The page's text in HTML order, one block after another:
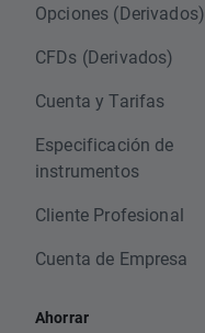
Opciones (Derivados)
CFDs (Derivados)
Cuenta y Tarifas
Especificación de
instrumentos
Cliente Profesional
Cuenta de Empresa
Ahorrar